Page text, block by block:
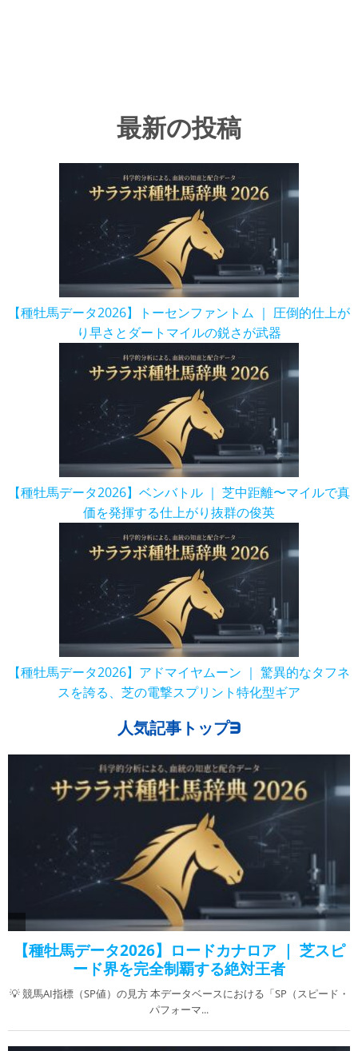
最新の投稿
【種牡馬データ2026】トーセンファントム ｜ 圧倒的仕上が
り早さとダートマイルの鋭さが武器
【種牡馬データ2026】ベンバトル ｜ 芝中距離〜マイルで真
価を発揮する仕上がり抜群の俊英
【種牡馬データ2026】アドマイヤムーン ｜ 驚異的なタフネ
スを誇る、芝の電撃スプリント特化型ギア
人気記事トップ3